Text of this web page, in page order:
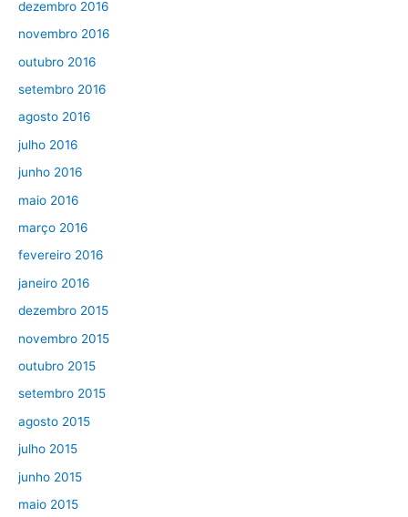
dezembro 2016
novembro 2016
outubro 2016
setembro 2016
agosto 2016
julho 2016
junho 2016
maio 2016
março 2016
fevereiro 2016
janeiro 2016
dezembro 2015
novembro 2015
outubro 2015
setembro 2015
agosto 2015
julho 2015
junho 2015
maio 2015